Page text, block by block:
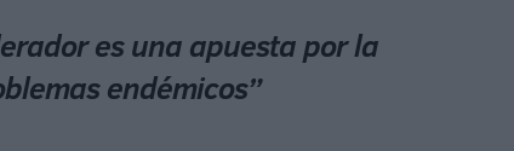
es una apuesta por la
endémicos”